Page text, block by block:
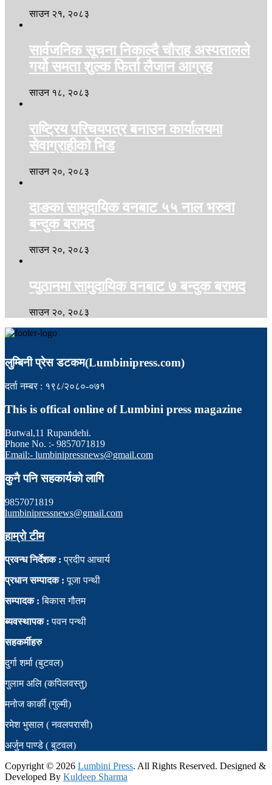
साउन २१, २०८३
सार्वजनिक सूचना निकाल्दै चौराह अस्पतालले
गर्यो समता शुल्क फिर्ता लैजान आग्रह
साउन १८, २०८३
राष्ट्रिय परिचयपत्र बनाउन कार्यालयमा
सेवाग्राहीको भिड
साउन २०, २०८३
दाङका सामुदायिक वनबाट ५५ नाल भरुवा
बन्दुक बरामद
साउन २०, २०८३
प्युठानमा सामुदायिक वनबाट ७ बन्दुक बरामद
साउन २०, २०८३
लुम्बिनी प्रेस डटकम(Lumbinipress.com)
दर्ता नम्बर : १९८/२०८०-०७१
This is offical online of Lumbini press magazine
Butwal,11 Rupandehi.
Phone No. :- 9857071819
Email:- lumbinipressnews@gmail.com
कुनै पनि सहकार्यको लागि
9857071819
lumbinipressnews@gmail.com
हाम्रो टीम
प्रवन्ध निर्देशक : प्रदीप आचार्य
प्रधान सम्पादक : पूजा पन्थी
सम्पादक :बिकास गौतम
ब्यवस्थापक : पवन पन्थी
सहकर्मीहरु
दुर्गा शर्मा (बुटवल)
गुलाम अलि (कपिलवस्तु)
मनोज कार्की (गुल्मी)
रमेश भुसाल ( नवलपरासी)
अर्जुन पाण्डे ( बुटवल)
Copyright © 2026 Lumbini Press. All Rights Reserved. Designed &
Developed By Kuldeep Sharma